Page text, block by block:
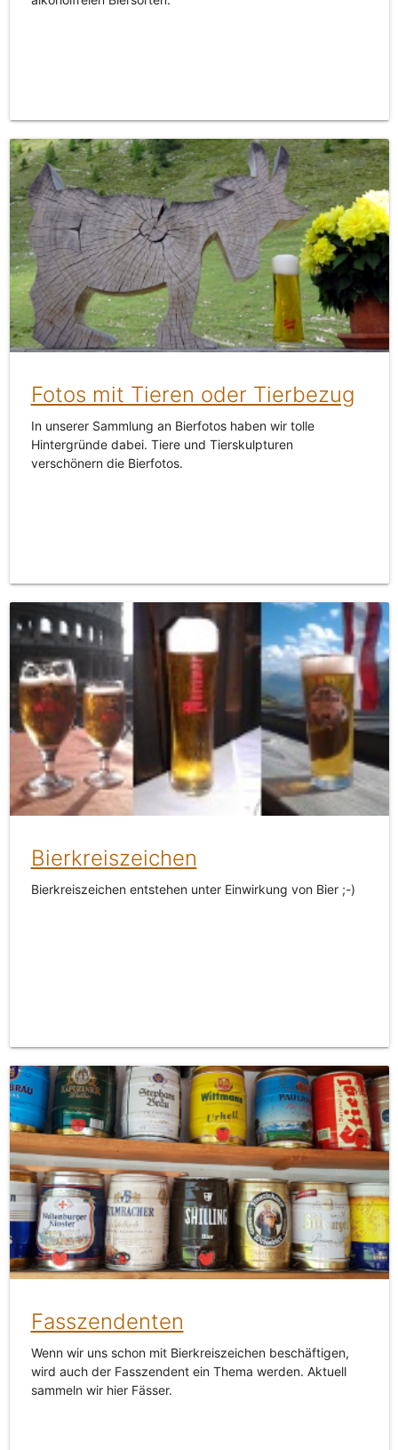
Fotos mit Tieren oder Tierbezug
In unserer Sammlung an Bierfotos haben wir tolle
Hintergründe dabei. Tiere und Tierskulpturen
verschönern die Bierfotos.
Bierkreiszeichen
Bierkreiszeichen entstehen unter Einwirkung von Bier ;-)
Fasszendenten
Wenn wir uns schon mit Bierkreiszeichen beschäftigen,
wird auch der Fasszendent ein Thema werden. Aktuell
sammeln wir hier Fässer.